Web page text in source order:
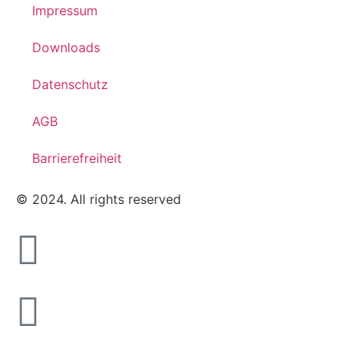
Impressum
Downloads
Datenschutz
AGB
Barrierefreiheit
© 2024. All rights reserved